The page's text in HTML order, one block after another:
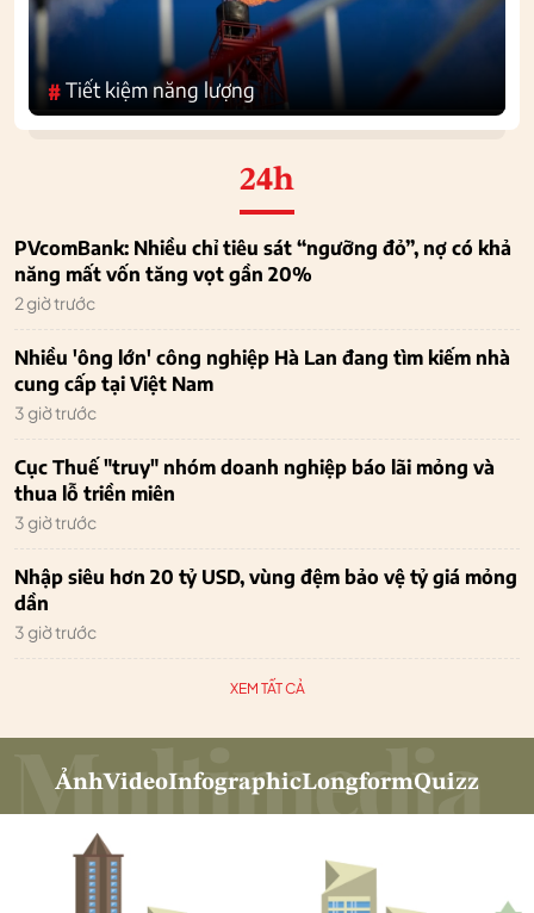
#Tiết kiệm năng lượng
24h
PVcomBank: Nhiều chỉ tiêu sát “ngưỡng đỏ”, nợ có khả
năng mất vốn tăng vọt gần 20%
2 giờ trước
Nhiều 'ông lớn' công nghiệp Hà Lan đang tìm kiếm nhà
cung cấp tại Việt Nam
3 giờ trước
Cục Thuế "truy" nhóm doanh nghiệp báo lãi mỏng và
thua lỗ triền miên
3 giờ trước
Nhập siêu hơn 20 tỷ USD, vùng đệm bảo vệ tỷ giá mỏng
dần
3 giờ trước
XEM TẤT CẢ
ẢnhVideoInfographicLongformQuizz